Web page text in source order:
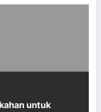
untuk